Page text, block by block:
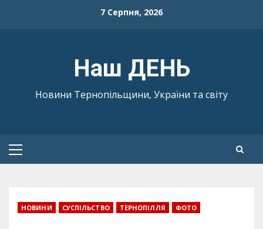
7 Серпня, 2026
Наш ДЕНЬ
Новини Тернопільщини, України та світу
Primary
НОВИНИ СУСПІЛЬСТВО ТЕРНОПІЛЛЯ ФОТО